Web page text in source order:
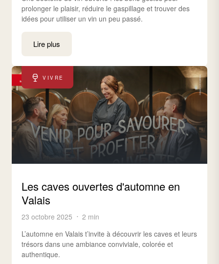
prolonger le plaisir, réduire le gaspillage et trouver des
idées pour utiliser un vin un peu passé.
Lire plus
VIVRE
Les caves ouvertes d'automne en
Valais
23 octobre 2025
2 min
L’automne en Valais t’invite à découvrir les caves et leurs
trésors dans une ambiance conviviale, colorée et
authentique.